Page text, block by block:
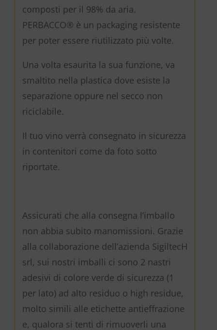
composti per il 98% da aria.
PERBACCO® è un packaging resistente
per poter essere riutilizzato più volte.
Una volta esaurita la sua funzione, va
smaltito nella plastica dove esiste la
separazione oppure nel secco non
riciclabile.
Il tuo vino verrà consegnato in sicurezza
in contenitori come da foto sotto
riportate.
Assicurati che alla consegna l’imballo
non abbia subito manomissioni. Grazie
alla collaborazione dell’azienda SigiltecH
srl, sui nostri imballi ci sono 2 nastri
adesivi di colore verde di sicurezza (1
per lato) ad alto residuo o high residue,
molto simili alle etichette antieffrazione
e, qualora si tenti di rimuoverli una